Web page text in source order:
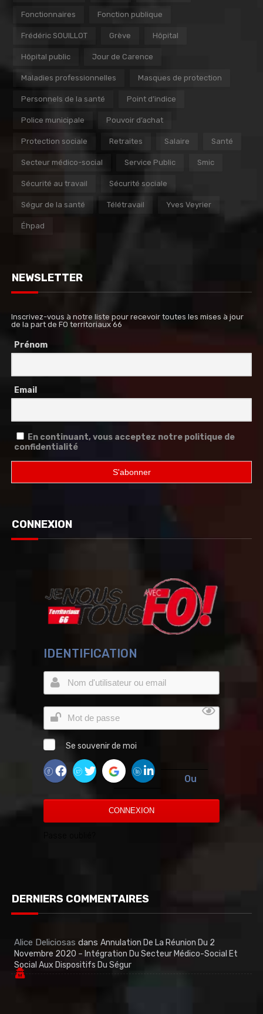
Fonctionnaires Fonction publique
Frédéric SOUILLOT Grève Hôpital
Hôpital public Jour de Carence
Maladies professionnelles Masques de protection
Personnels de la santé Point d’indice
Police municipale Pouvoir d’achat
Protection sociale Retraites Salaire Santé
Secteur médico-social Service Public Smic
Sécurité au travail Sécurité sociale
Ségur de la santé Télétravail Yves Veyrier
Éhpad
NEWSLETTER
Inscrivez-vous à notre liste pour recevoir toutes les mises à jour
de la part de FO territoriaux 66
Prénom
Email
En continuant, vous acceptez notre politique de
confidentialité
CONNEXION
IDENTIFICATION
Se souvenir de moi
Ou
CONNEXION
DERNIERS COMMENTAIRES
Alice Deliciosas dansAnnulation De La Réunion Du 2
Novembre 2020 – Intégration Du Secteur Médico-Social Et
Social Aux Dispositifs Du Ségur